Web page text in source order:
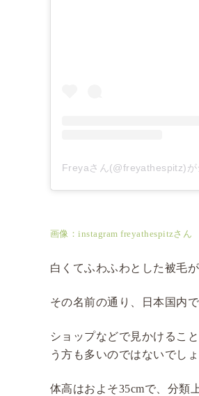
Freyaさん(@freyathespitz)が
画像：instagram freyathespitzさん
白くてふわふわとした被毛
その名前の通り、日本国内
ショップなどで見かけるこ
う方も多いのではないでし
体高はおよそ35cmで、分類